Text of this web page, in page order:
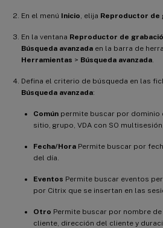
En el menú Inicio , elija Reproductor de
En la ventana Reproductor de
Búsqueda avanzada en la barra de
Herramientas > Búsqueda avanzada
Defina el criterio de búsqueda en las
Búsqueda avanzada:
Común permite buscar por dominio
sitio, grupo, VDA con SO
Fecha/Hora Permite buscar por
del día.
Eventos Permite buscar eventos
por Citrix que se insertan en las
Otro Permite buscar por nombre
cliente, dirección del cliente y